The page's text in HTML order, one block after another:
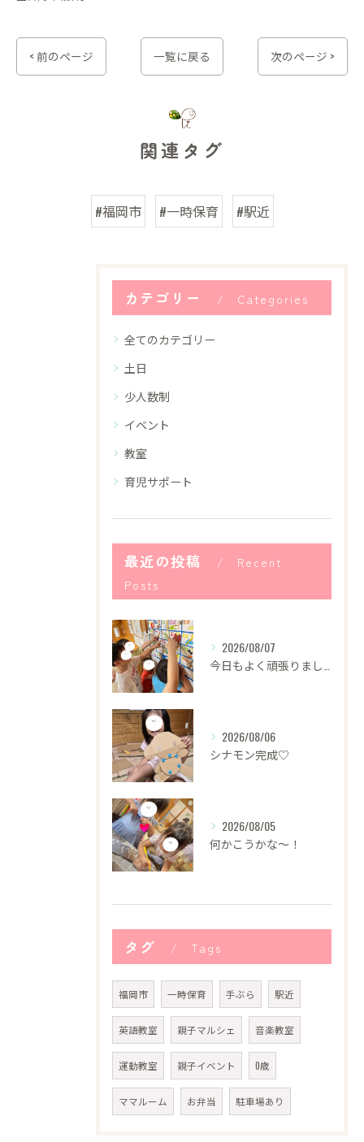
< 前のページ 一覧に戻る 次のページ >
関連タグ
#福岡市 #一時保育 #駅近
カテゴリー Categories
全てのカテゴリー
土日
少人数制
イベント
教室
育児サポート
最近の投稿
Recent
Posts
2026/08/07
2026/08/06
シナモン完成♡
2026/08/05
何かこうかな〜！
タグ Tags
福岡市 一時保育 手ぶら 駅近
英語教室 親子マルシェ 音楽教室
運動教室 親子イベント 0歳
ママルーム お弁当 駐車場あり